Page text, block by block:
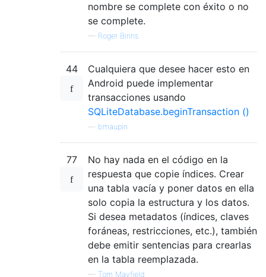
nombre se complete con éxito o no
se complete.
— Roger Binns
44
Cualquiera que desee hacer esto en
Android puede implementar
transacciones usando
SQLiteDatabase.beginTransaction ()
bmaupin
77
No hay nada en el código en la
respuesta que copie índices. Crear
una tabla vacía y poner datos en ella
solo copia la estructura y los datos.
Si desea metadatos (índices, claves
foráneas, restricciones, etc.), también
debe emitir sentencias para crearlas
en la tabla reemplazada.
— Tom Mayfield